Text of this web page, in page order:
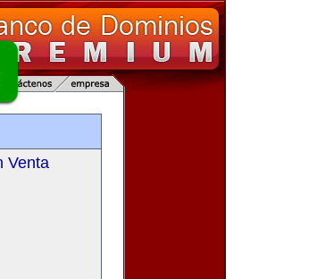
Venta